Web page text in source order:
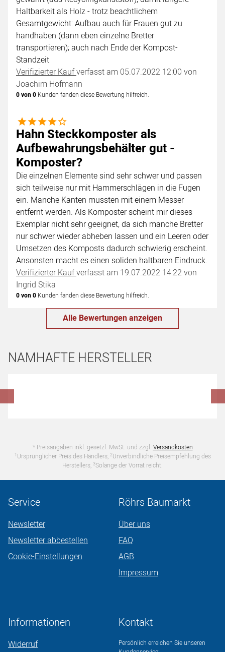
Haltbarkeit als Holz - trotz beachtlichem
Gesamtgewicht: Aufbau auch für Frauen gut zu
handhaben (dann eben einzelne Bretter
transportieren); auch nach Ende der Kompost-
Standzeit
Verifizierter Kaufverfasst am 05.07.2022 12:00 von
Joachim Hofmann
0 von 0 Kunden fanden diese Bewertung hilfreich.
4 von 5
Hahn Steckkomposter als
Aufbewahrungsbehälter gut -
Komposter?
Die einzelnen Elemente sind sehr schwer und passen
sich teilweise nur mit Hammerschlägen in die Fugen
ein. Manche Kanten mussten mit einem Messer
entfernt werden. Als Komposter scheint mir dieses
Exemplar nicht sehr geeignet, da sich manche Bretter
nur schwer wieder abheben lassen und ein Leeren oder
Umsetzen des Komposts dadurch schwierig erscheint.
Ansonsten macht es einen soliden haltbaren Eindruck.
Verifizierter Kaufverfasst am 19.07.2022 14:22 von
Ingrid Stika
0 von 0 Kunden fanden diese Bewertung hilfreich.
Alle Bewertungen anzeigen
NAMHAFTE HERSTELLER
* Preisangaben inkl. gesetzl. MwSt. und zzgl. Versandkosten
1 Ursprünglicher Preis des Händlers, 2Unverbindliche Preisempfehlung des
Herstellers, 3Solange der Vorrat reicht.
Service
Newsletter
Newsletter abbestellen
Cookie-Einstellungen
Röhrs Baumarkt
Über uns
FAQ
AGB
Impressum
Informationen
Widerruf
Kontakt
Persönlich erreichen Sie unseren